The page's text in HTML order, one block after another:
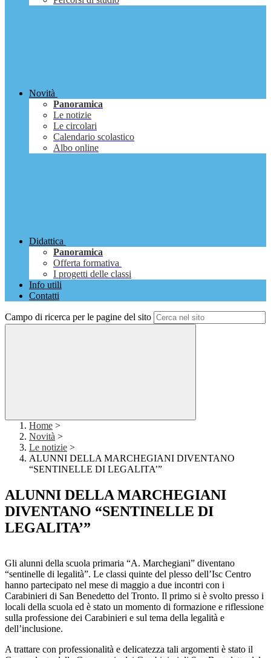
Novità
Panoramica
Le notizie
Le circolari
Calendario scolastico
Albo online
Didattica
Panoramica
Offerta formativa
I progetti delle classi
Info utili
Contatti
Campo di ricerca per le pagine del sito
Home >
Novità >
Le notizie >
ALUNNI DELLA MARCHEGIANI DIVENTANO
“SENTINELLE DI LEGALITA’”
ALUNNI DELLA MARCHEGIANI
DIVENTANO “SENTINELLE DI
LEGALITA’”
Gli alunni della scuola primaria “A. Marchegiani” diventano
“sentinelle di legalità”. Le classi quinte del plesso dell’Isc Centro
hanno partecipato nel mese di maggio a due incontri con i
Carabinieri di San Benedetto del Tronto. Il primo si è svolto presso i
locali della scuola ed è stato un momento di formazione e riflessione
sulla professione dei Carabinieri e sul tema della legalità e
dell’inclusione.
A trattare con professionalità e delicatezza tali argomenti è stato il